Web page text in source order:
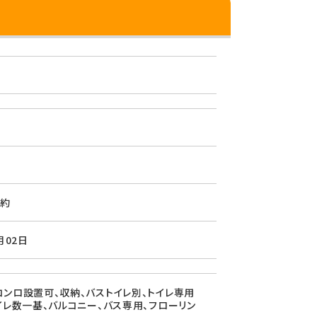
02日
ロ設置可、収納、バストイレ別、トイレ専用
レ数一基、バルコニー、バス専用、フローリン